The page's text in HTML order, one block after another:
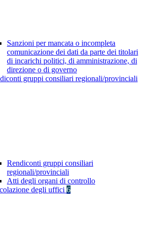
Sanzioni per mancata o incompleta
comunicazione dei dati da parte dei titolari
di incarichi politici, di amministrazione, di
direzione o di governo
gruppi consiliari regionali/provinciali
Rendiconti gruppi consiliari
regionali/provinciali
Atti degli organi di controllo
degli uffici 6